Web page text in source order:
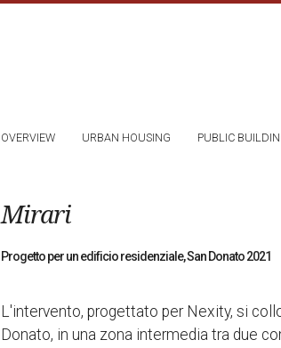
OVERVIEW URBAN HOUSING PUBLIC
Mirari
Progetto per un edificio residenziale, San Donato 2021
L'intervento, progettato per Nexity, si
Donato, in una zona intermedia tra due